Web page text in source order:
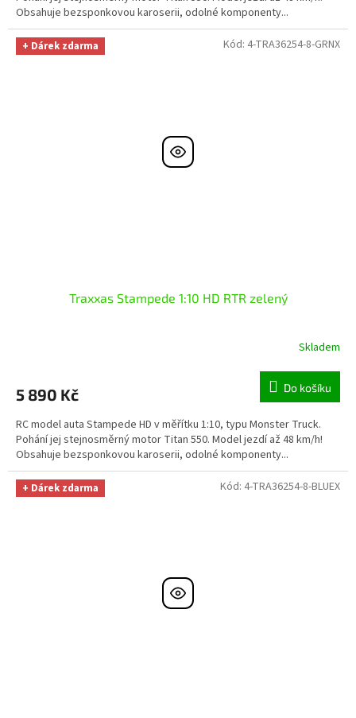
Obsahuje bezsponkovou karoserii, odolné komponenty...
+ Dárek zdarma
Traxxas Stampede 1:10 HD RTR zelený
Skladem
5 890 Kč Do košíku
RC model auta Stampede HD v měřítku 1:10, typu Monster Truck.
Pohání jej stejnosměrný motor Titan 550. Model jezdí až 48 km/h!
Obsahuje bezsponkovou karoserii, odolné komponenty...
Kód: 4-TRA36254-8-GRNX
+ Dárek zdarma Kód: 4-TRA36254-8-BLUEX